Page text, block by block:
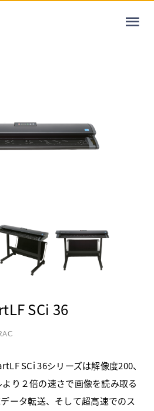
SCi 36
SCi 36シリーズは解像度200、
り２倍の速さで画像を読み取る
ータ転送、そして超高速でのス